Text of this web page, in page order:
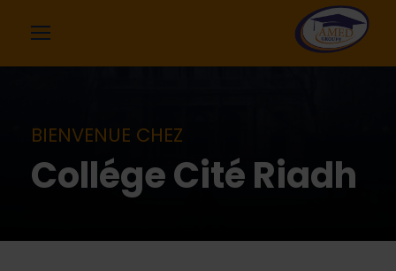
BIENVENUE CHEZ
Collége Cité Riadh